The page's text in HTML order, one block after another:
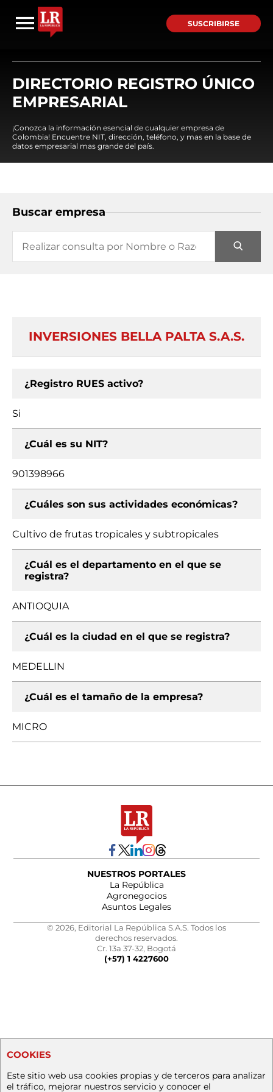
SUSCRIBIRSE
DIRECTORIO REGISTRO ÚNICO
EMPRESARIAL
¡Conozca la información esencial de cualquier empresa de
Colombia! Encuentre NIT, dirección, teléfono, y mas en la base de
datos empresarial mas grande del país.
Buscar empresa
INVERSIONES BELLA PALTA S.A.S.
¿Registro RUES activo?
Si
¿Cuál es su NIT?
901398966
¿Cuáles son sus actividades económicas?
Cultivo de frutas tropicales y subtropicales
¿Cuál es el departamento en el que se
registra?
ANTIOQUIA
¿Cuál es la ciudad en el que se registra?
MEDELLIN
¿Cuál es el tamaño de la empresa?
MICRO
NUESTROS PORTALES
La República
Agronegocios
Asuntos Legales
© 2026, Editorial La República S.A.S. Todos los
derechos reservados.
Cr. 13a 37-32, Bogotá
(+57) 1 4227600
COOKIES
Este sitio web usa cookies propias y de terceros para analizar
el tráfico, mejorar nuestros servicio y conocer el